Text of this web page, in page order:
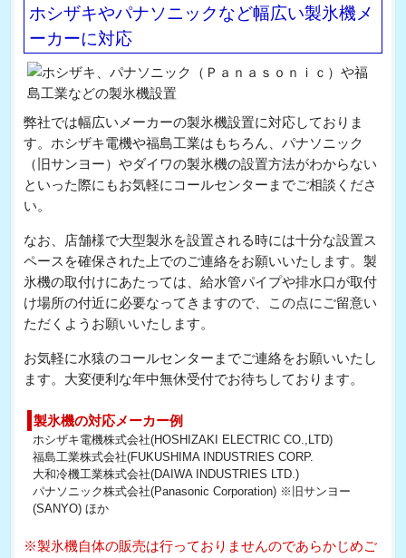
ホシザキやパナソニックなど幅広い製氷機メ
ーカーに対応
弊社では幅広いメーカーの製氷機設置に対応しておりま
す。ホシザキ電機や福島工業はもちろん、パナソニック
（旧サンヨー）やダイワの製氷機の設置方法がわからない
といった際にもお気軽にコールセンターまでご相談くださ
い。
なお、店舗様で大型製氷を設置される時には十分な設置ス
ペースを確保された上でのご連絡をお願いいたします。製
氷機の取付けにあたっては、給水管パイプや排水口が取付
け場所の付近に必要なってきますので、この点にご留意い
ただくようお願いいたします。
お気軽に水猿のコールセンターまでご連絡をお願いいたし
ます。大変便利な年中無休受付でお待ちしております。
製氷機の対応メーカー例
ホシザキ電機株式会社(HOSHIZAKI ELECTRIC CO.,LTD)
福島工業株式会社(FUKUSHIMA INDUSTRIES CORP.
大和冷機工業株式会社(DAIWA INDUSTRIES LTD.)
パナソニック株式会社(Panasonic Corporation) ※旧サンヨー
(SANYO) ほか
※製氷機自体の販売は行っておりませんのであらかじめご